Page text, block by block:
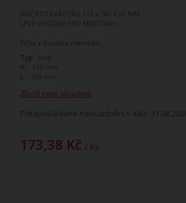
Zboží není skladem
Předpokládané naskladnění v Itálii: 31.08.2026
173,38 Kč / ks
NŮŽ ROTAVÁTORU 115 x 180 x 22 MM
LEVÝ VHODNÉ PRO MERITANO
Šířka x tloušťka materiálu
Typ: levý
H :
115 mm
L :
180 mm